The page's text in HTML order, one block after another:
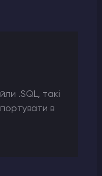
.SQL, такі
в